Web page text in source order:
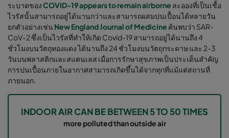
ระบาดของCOVID-19 appears to remain airborne ละอองที่เป็นเชื้อ
ไวรัสนั้นสามารถอยู่ได้นานกว่าและสามารถผสมปนเปื้อนได้หลายวัน
ยกตัวอย่างเช่น New England Journal of Medicine ค้นพบว่า SAR-
CoV-2 ซึ่งเป็นไวรัสที่ทำให้เกิด Covid-19 สามารถอยู่ได้นานถึง 4
ชั่วโมงบนวัตถุทองแดง ได้นานถึง 24 ชั่วโมงบนวัตถุกระดาษ และ 2-3
วันบนพลาสติกและสแตนเลส เมื่อการรักษาสุขภาพเป็นประเด็นสำคัญ
การปนเปื้อนภายในอากาศสามารถเกิดขึ้นได้จากทุกที่แม้แต่สถานที่
ภายนอก.
INDOOR AIR CAN BE BETWEEN 5 TO 50 TIMES
more polluted than outside air